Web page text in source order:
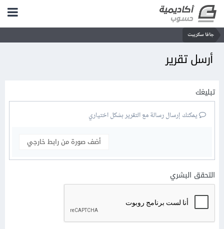
جافا سكريبت
أرسل تقرير
تبليغك
يمكنك إرسال رسالة مع التقرير بشكل اختياري
أضف صورة من رابط خارجي
التحقق البشري